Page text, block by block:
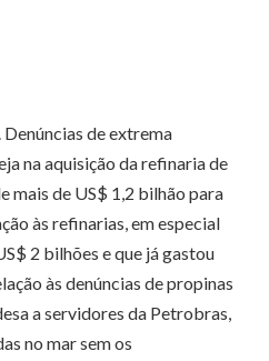
de extrema
na aquisição da refinaria de
mais de US$ 1,2 bilhão para
às refinarias, em especial
2 bilhões e que já gastou
às denúncias de propinas
a servidores da Petrobras,
no mar sem os